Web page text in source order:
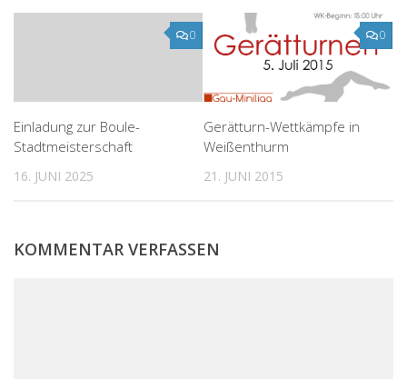
0
Einladung zur Boule-
Stadtmeisterschaft
16. JUNI 2025
0
Gerätturn-Wettkämpfe in
Weißenthurm
21. JUNI 2015
KOMMENTAR VERFASSEN